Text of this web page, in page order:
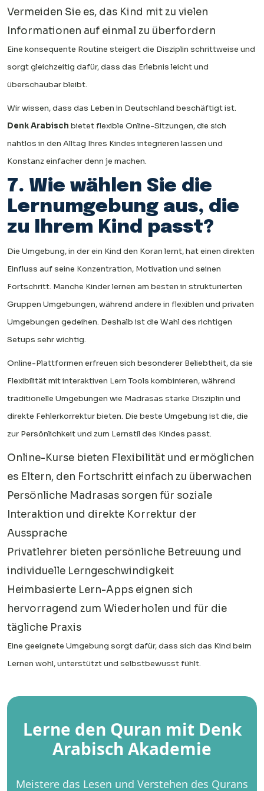
Vermeiden Sie es, das Kind mit zu vielen
Informationen auf einmal zu überfordern
Eine konsequente Routine steigert die Disziplin schrittweise und
sorgt gleichzeitig dafür, dass das Erlebnis leicht und
überschaubar bleibt.
Wir wissen, dass das Leben in Deutschland beschäftigt ist.
Denk Arabisch bietet flexible Online-Sitzungen, die sich
nahtlos in den Alltag Ihres Kindes integrieren lassen und
Konstanz einfacher denn je machen.
7. Wie wählen Sie die
Lernumgebung aus, die
zu Ihrem Kind passt?
Die Umgebung, in der ein Kind den Koran lernt, hat einen direkten
Einfluss auf seine Konzentration, Motivation und seinen
Fortschritt. Manche Kinder lernen am besten in strukturierten
Gruppen Umgebungen, während andere in flexiblen und privaten
Umgebungen gedeihen. Deshalb ist die Wahl des richtigen
Setups sehr wichtig.
Online-Plattformen erfreuen sich besonderer Beliebtheit, da sie
Flexibilität mit interaktiven Lern Tools kombinieren, während
traditionelle Umgebungen wie Madrasas starke Disziplin und
direkte Fehlerkorrektur bieten. Die beste Umgebung ist die, die
zur Persönlichkeit und zum Lernstil des Kindes passt.
Online-Kurse bieten Flexibilität und ermöglichen
es Eltern, den Fortschritt einfach zu überwachen
Persönliche Madrasas sorgen für soziale
Interaktion und direkte Korrektur der
Aussprache
Privatlehrer bieten persönliche Betreuung und
individuelle Lerngeschwindigkeit
Heimbasierte Lern-Apps eignen sich
hervorragend zum Wiederholen und für die
tägliche Praxis
Eine geeignete Umgebung sorgt dafür, dass sich das Kind beim
Lernen wohl, unterstützt und selbstbewusst fühlt.
Lerne den Quran mit Denk
Arabisch Akademie
Meistere das Lesen und Verstehen des Qurans